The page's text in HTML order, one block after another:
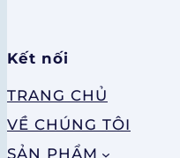
Kết nối
TRANG CHỦ
VỀ CHÚNG TÔI
SẢN PHẨM